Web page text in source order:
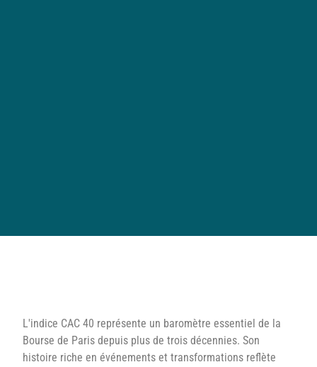
L'indice CAC 40 représente un baromètre essentiel de la
Bourse de Paris depuis plus de trois décennies. Son
histoire riche en événements et transformations reflète